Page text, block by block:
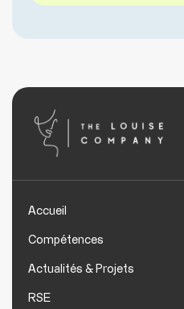
Accueil
Compétences
Actualités & Projets
RSE